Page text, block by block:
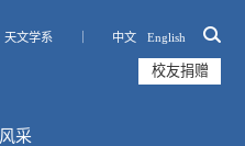
天文学系 ｜ 中文 English
校友捐赠
采